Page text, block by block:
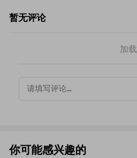
暂无评论
加
你可能感兴趣的